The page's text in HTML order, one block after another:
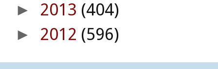
► 2013 (404)
► 2012 (596)